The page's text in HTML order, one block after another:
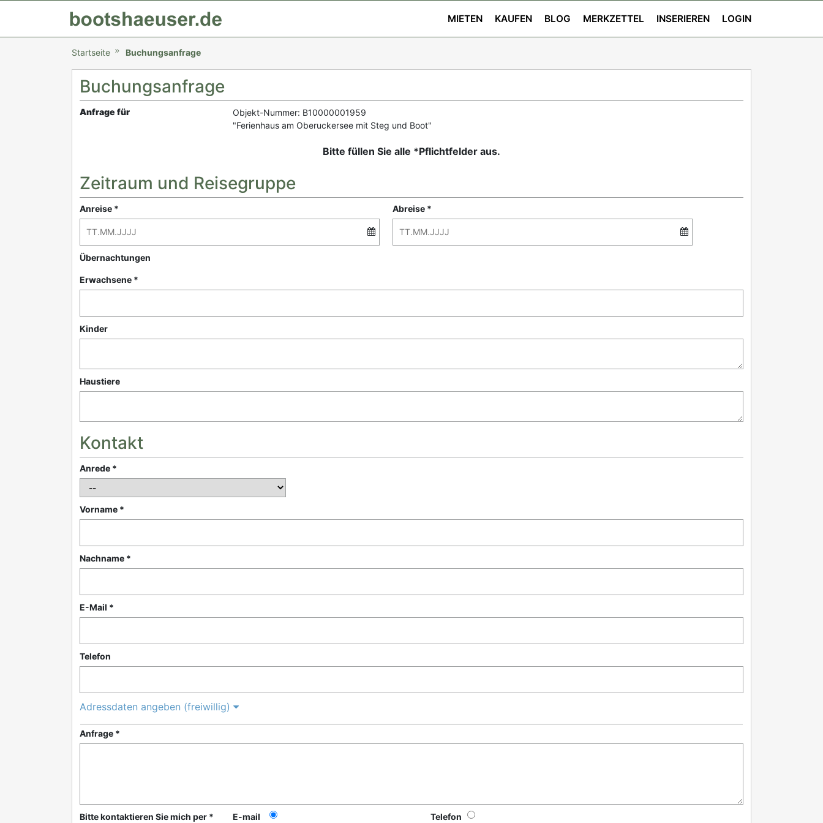
MIETEN KAUFEN BLOG MERKZETTEL INSERIEREN LOGIN
Startseite Buchungsanfrage
Buchungsanfrage
Anfrage für
Objekt-Nummer: B10000001959
"Ferienhaus am Oberuckersee mit Steg und Boot"
Bitte füllen Sie alle *Pflichtfelder aus.
Zeitraum und Reisegruppe
Anreise * Abreise *
Übernachtungen
Erwachsene *
Kinder
Haustiere
Kontakt
Anrede *
Vorname *
Nachname *
E-Mail *
Telefon
Adressdaten angeben (freiwillig)
Anfrage *
Bitte kontaktieren Sie mich per * E-mail Telefon